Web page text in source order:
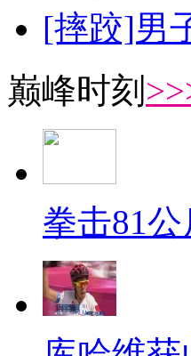
[摔跤]男
巅峰时刻
拳击81